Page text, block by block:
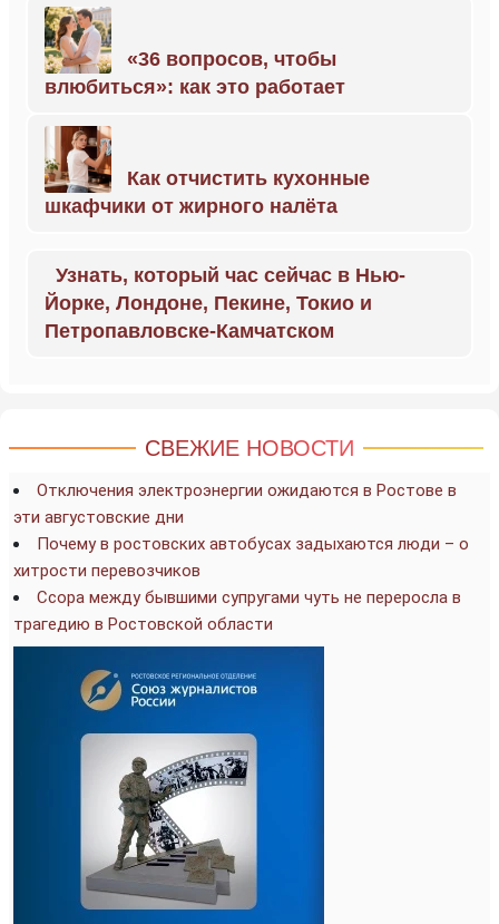
«36 вопросов, чтобы
влюбиться»: как это работает
Как отчистить кухонные
шкафчики от жирного налёта
Узнать, который час сейчас в Нью-
Йорке, Лондоне, Пекине, Токио и
Петропавловске-Камчатском
СВЕЖИЕ НОВОСТИ
Отключения электроэнергии ожидаются в Ростове в
эти августовские дни
Почему в ростовских автобусах задыхаются люди – о
хитрости перевозчиков
Ссора между бывшими супругами чуть не переросла в
трагедию в Ростовской области